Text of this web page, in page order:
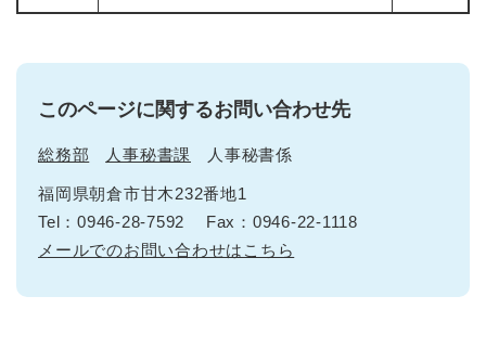
このページに関するお問い合わせ先
総務部 人事秘書課 人事秘書係
福岡県朝倉市甘木232番地1
Tel：0946-28-7592
Fax：0946-22-1118
メールでのお問い合わせはこちら